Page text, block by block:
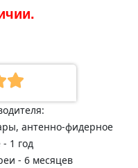
антенно-фидерное
1 год
- 6 месяцев